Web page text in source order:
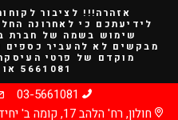
קריאה
אזהרה!!! לציבור
לידיעתכם כי לאחרונה
שימוש בשמה של חברת
מבקשים לא להעביר כספים
5661081 או 03-5662648
03-5661081
חולון, רח' הלהב 17, קומה ב' יחידה C-07